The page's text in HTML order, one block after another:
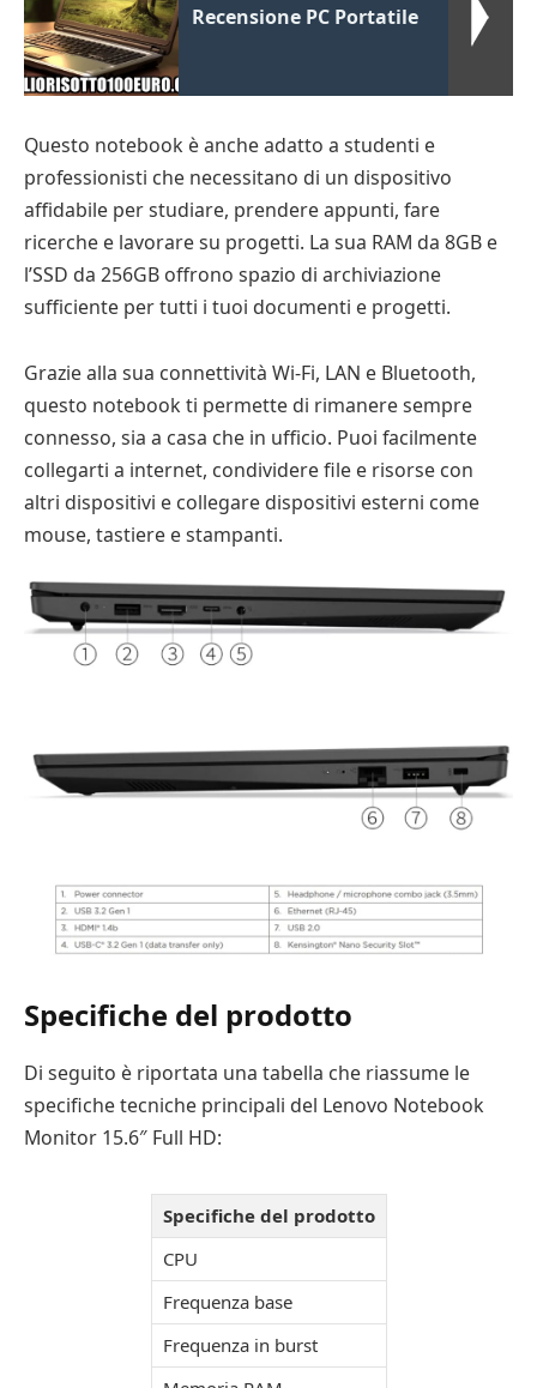
Recensione PC Portatile
Questo notebook è anche adatto a studenti e
professionisti che necessitano di un dispositivo
affidabile per studiare, prendere appunti, fare
ricerche e lavorare su progetti. La sua RAM da 8GB e
l’SSD da 256GB offrono spazio di archiviazione
sufficiente per tutti i tuoi documenti e progetti.
Grazie alla sua connettività Wi-Fi, LAN e Bluetooth,
questo notebook ti permette di rimanere sempre
connesso, sia a casa che in ufficio. Puoi facilmente
collegarti a internet, condividere file e risorse con
altri dispositivi e collegare dispositivi esterni come
mouse, tastiere e stampanti.
Specifiche del prodotto
Di seguito è riportata una tabella che riassume le
specifiche tecniche principali del Lenovo Notebook
Monitor 15.6″ Full HD:
Specifiche del prodotto
CPU
Frequenza base
Frequenza in burst